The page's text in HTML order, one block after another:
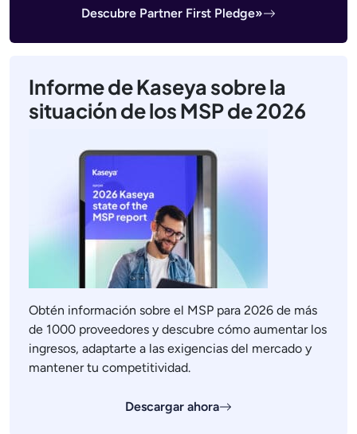
Descubre Partner First Pledge»
Informe de Kaseya sobre la
situación de los MSP de 2026
Obtén información sobre el MSP para 2026 de más
de 1000 proveedores y descubre cómo aumentar los
ingresos, adaptarte a las exigencias del mercado y
mantener tu competitividad.
Descargar ahora